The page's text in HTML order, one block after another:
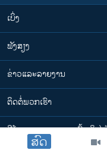
ສົດ
ເບິ່ງ
ຟັງສຽງ
ຂ່າວແລະລາຍງານ
ຕິດຕໍ່ພວກເຮົາ
ວີໂອເອລາວ ສາມາດ ເຂົ້າເຖິງ